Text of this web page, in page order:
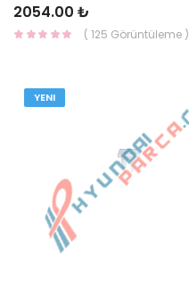
2054.00 ₺
( 125 Görüntüleme )
YENI